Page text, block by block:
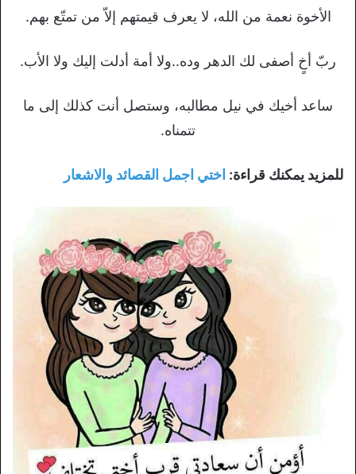
الأخوة نعمة من الله، لا يعرف قيمتهم إلاّ من تمتّع بهم.
ربّ أخٍ أصفى لك الدهر وده..ولا أمة أدلت إليك ولا الأب.
ساعد أخيك في نيل مطالبه، وستصل أنت كذلك إلى ما
تتمناه.
للمزيد يمكنك قراءة: اختي اجمل القصائد والاشعار